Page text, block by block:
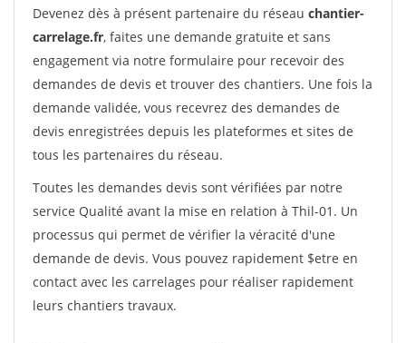
Devenez dès à présent partenaire du réseau chantier-
carrelage.fr, faites une demande gratuite et sans
engagement via notre formulaire pour recevoir des
demandes de devis et trouver des chantiers. Une fois la
demande validée, vous recevrez des demandes de
devis enregistrées depuis les plateformes et sites de
tous les partenaires du réseau.
Toutes les demandes devis sont vérifiées par notre
service Qualité avant la mise en relation à Thil-01. Un
processus qui permet de vérifier la véracité d'une
demande de devis. Vous pouvez rapidement $etre en
contact avec les carrelages pour réaliser rapidement
leurs chantiers travaux.